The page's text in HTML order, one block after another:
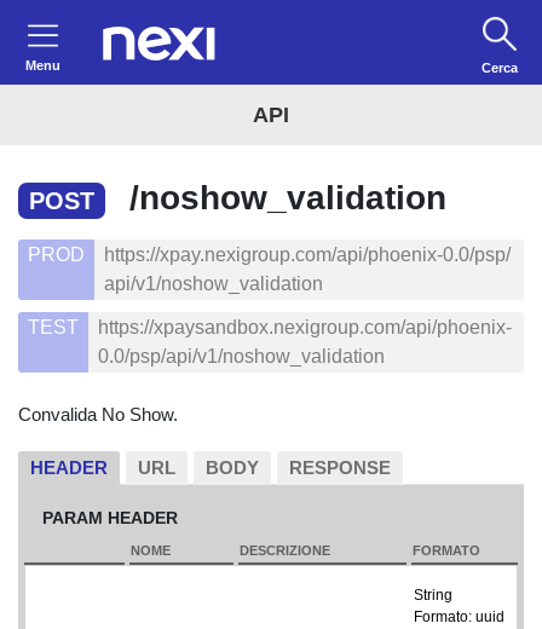
Menu Cerca
API
POST /noshow_validation
PROD
https://xpay.nexigroup.com/api/phoenix-0.0/psp/
api/v1/noshow_validation
TEST
https://xpaysandbox.nexigroup.com/api/phoenix-
0.0/psp/api/v1/noshow_validation
Convalida No Show.
HEADER URL BODY RESPONSE
PARAM HEADER
NOME DESCRIZIONE FORMATO
String
Formato: uuid